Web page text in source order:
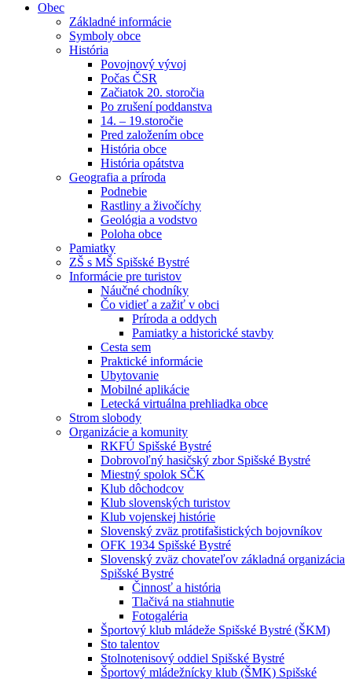
Obec
Základné informácie
Symboly obce
História
Povojnový vývoj
Počas ČSR
Začiatok 20. storočia
Po zrušení poddanstva
14. – 19.storočie
Pred založením obce
História obce
História opátstva
Geografia a príroda
Podnebie
Rastliny a živočíchy
Geológia a vodstvo
Poloha obce
Pamiatky
ZŠ s MŠ Spišské Bystré
Informácie pre turistov
Náučné chodníky
Čo vidieť a zažiť v obci
Príroda a oddych
Pamiatky a historické stavby
Cesta sem
Praktické informácie
Ubytovanie
Mobilné aplikácie
Letecká virtuálna prehliadka obce
Strom slobody
Organizácie a komunity
RKFÚ Spišské Bystré
Dobrovoľný hasičský zbor Spišské Bystré
Miestný spolok SČK
Klub dôchodcov
Klub slovenských turistov
Klub vojenskej histórie
Slovenský zväz protifašistických bojovníkov
OFK 1934 Spišské Bystré
Slovenský zväz chovateľov základná organizácia
Spišské Bystré
Činnosť a história
Tlačivá na stiahnutie
Fotogaléria
Športový klub mládeže Spišské Bystré (ŠKM)
Sto talentov
Stolnotenisový oddiel Spišské Bystré
Športový mládežnícky klub (ŠMK) Spišské